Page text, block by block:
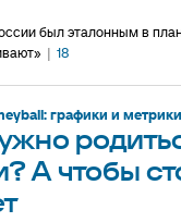
был эталонным в
| 18
графики и метрики
А чтобы